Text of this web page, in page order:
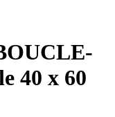
40 x 60